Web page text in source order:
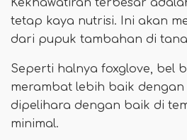
tetap kaya nutrisi. Ini akan
dari pupuk tambahan di
Seperti halnya foxglove, bel
merambat lebih baik
dipelihara dengan baik di
minimal.